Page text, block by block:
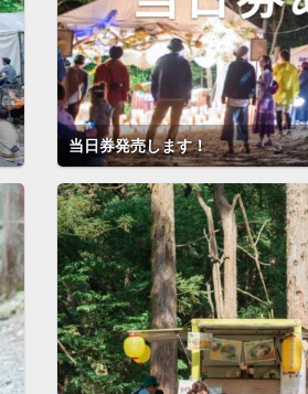
当日券発売します！